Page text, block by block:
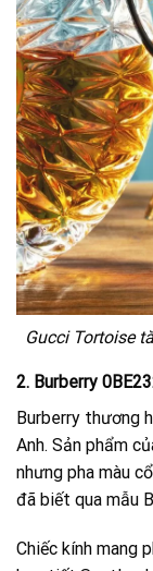
Gucci Tortoise
2. Burberry
Burberry thương
Anh. Sản phẩm
nhưng pha màu
đã biết qua mẫu
Chiếc kính mang